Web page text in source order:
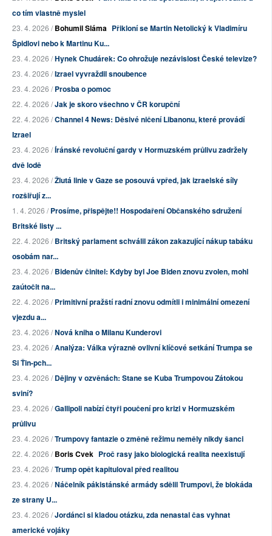
co tím vlastně myslel
23. 4. 2026 /Bohumil Sláma Přikloní se Martin Netolický k Vladimíru
Špidlovi nebo k Martinu Ku...
23. 4. 2026 /Hynek Chudárek: Co ohrožuje nezávislost České televize?
23. 4. 2026 /Izrael vyvraždil snoubence
23. 4. 2026 /Prosba o pomoc
22. 4. 2026 /Jak je skoro všechno v ČR korupční
22. 4. 2026 /Channel 4 News: Děsivé ničení Libanonu, které provádí
Izrael
23. 4. 2026 /Íránské revoluční gardy v Hormuzském průlivu zadržely
dvě lodě
23. 4. 2026 /Žlutá linie v Gaze se posouvá vpřed, jak izraelské síly
rozšiřují z...
1. 4. 2026 /Prosíme, přispějte!! Hospodaření Občanského sdružení
Britské listy ...
22. 4. 2026 /Britský parlament schválil zákon zakazující nákup tabáku
osobám nar...
23. 4. 2026 /Bidenův činitel: Kdyby byl Joe Biden znovu zvolen, mohl
zaútočit na...
22. 4. 2026 /Primitivní pražští radní znovu odmítli i minimální omezení
vjezdu a...
23. 4. 2026 /Nová kniha o Milanu Kunderovi
23. 4. 2026 /Analýza: Válka výrazně ovlivní klíčové setkání Trumpa se
Si Ťin-pch...
23. 4. 2026 /Dějiny v ozvěnách: Stane se Kuba Trumpovou Zátokou
sviní?
23. 4. 2026 /Gallipoli nabízí čtyři poučení pro krizi v Hormuzském
průlivu
23. 4. 2026 /Trumpovy fantazie o změně režimu neměly nikdy šanci
22. 4. 2026 /Boris Cvek Proč rasy jako biologická realita neexistují
23. 4. 2026 /Trump opět kapituloval před realitou
23. 4. 2026 /Náčelník pákistánské armády sdělil Trumpovi, že blokáda
ze strany U...
23. 4. 2026 /Jordánci si kladou otázku, zda nenastal čas vyhnat
americké vojáky